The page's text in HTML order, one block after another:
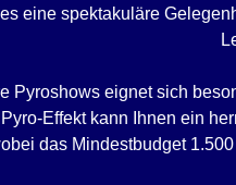
eine spektakuläre
Pyroshows eignet sich
Effekt kann Ihnen ein
das Mindestbudget